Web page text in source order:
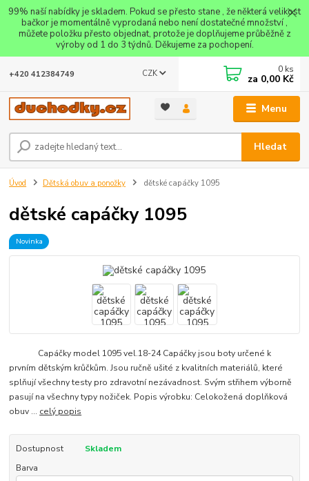
99% naší nabídky je skladem. Pokud se přesto stane , že některá velikost
bačkor je momentálně vyprodaná nebo není dostatečné množství ,
můžete položku přesto objednat, protože je doplňujeme průběžně z
výroby od 1 do 3 týdnů. Děkujeme za pochopení.
Menu
CZK
Hledat
+420 412384749 0 ks
za 0,00 Kč
Úvod Dětská obuv a ponožky dětské capáčky 1095
dětské capáčky 1095
Novinka
Capáčky model 1095 vel.18-24 Capáčky jsou boty určené k
prvním dětským krůčkům. Jsou ručně ušité z kvalitních materiálů, které
splňují všechny testy pro zdravotní nezávadnost. Svým střihem výborně
pasují na všechny typy nožiček. Popis výrobku: Celokožená doplňková
obuv ... celý popis
Dostupnost
Skladem
Barva